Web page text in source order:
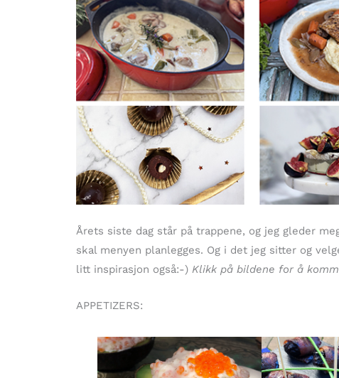
Årets siste dag står på trappene, og jeg gleder
skal menyen planlegges. Og i det jeg sitter og
litt inspirasjon også:-) Klikk på bildene for å
APPETIZERS: